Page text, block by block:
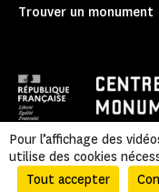
Trouver un monument
Mentions légales
Informations légales et
Pour l’affichage des
utilise des cookies
Tout accepter